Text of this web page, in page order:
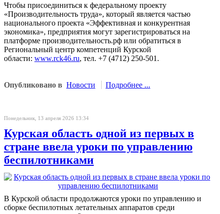
Чтобы присоединиться к федеральному проекту
«Производительность труда», который является частью
национального проекта «Эффективная и конкурентная
экономика», предприятия могут зарегистрироваться на
платформе производительность.рф или обратиться в
Региональный центр компетенций Курской
области: www.rck46.ru, тел. +7 (4712) 250-501.
Опубликовано в Новости Подробнее ...
Понедельник, 13 апреля 2026 13:34
Курская область одной из первых в
стране ввела уроки по управлению
беспилотниками
В Курской области продолжаются уроки по управлению и
сборке беспилотных летательных аппаратов среди